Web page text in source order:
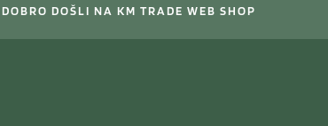
DOBRO DOŠLI NA KM TRADE WEB SHOP